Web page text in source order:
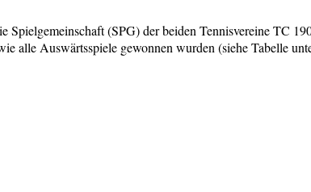
(SPG) der beiden Tennisvereine TC
alle Auswärtsspiele gewonnen wurden (siehe Tabelle